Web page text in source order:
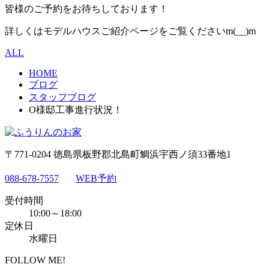
皆様のご予約をお待ちしております！
詳しくはモデルハウスご紹介ページをご覧くださいm(__)m
ALL
HOME
ブログ
スタッフブログ
O様邸工事進行状況！
〒771-0204 徳島県板野郡北島町鯛浜宇西ノ須33番地1
088-678-7557 WEB予約
受付時間
10:00～18:00
定休日
水曜日
FOLLOW ME!